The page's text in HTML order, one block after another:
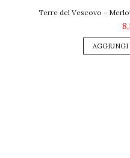
Terre del Vescovo -
AGGIUNGI